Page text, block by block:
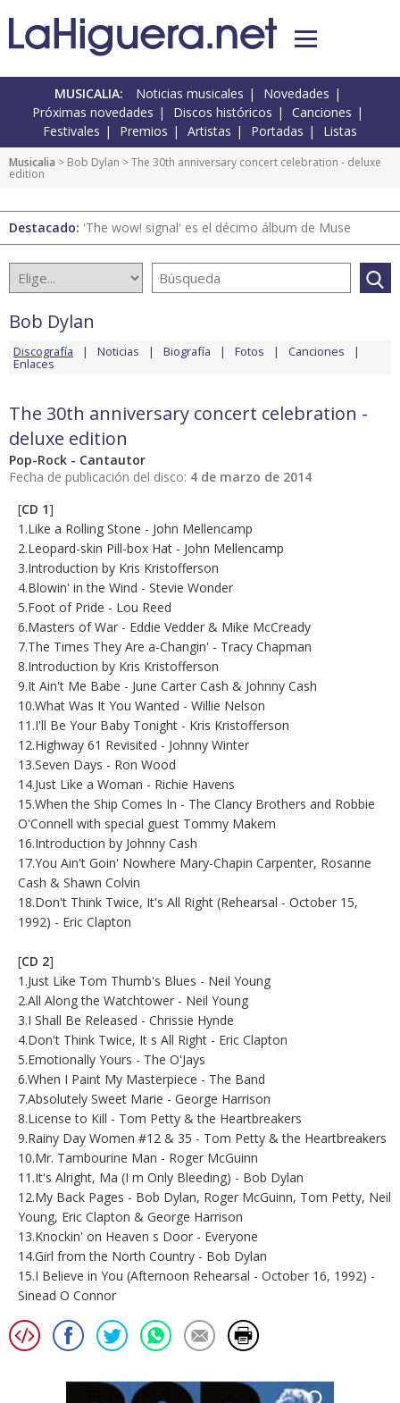
MUSICALIA: Noticias musicales
Novedades
Próximas novedades
Discos históricos
Canciones
Festivales
Premios Artistas Portadas Listas
Musicalia > Bob Dylan > The 30th anniversary concert celebration - deluxe
edition
Destacado: 'The wow! signal' es el décimo álbum de Muse
Bob Dylan
Discografía Noticias Biografía Fotos Canciones
Enlaces
The 30th anniversary concert celebration -
deluxe edition
Pop-Rock - Cantautor
Fecha de publicación del disco: 4 de marzo de 2014
[CD 1]
1.Like a Rolling Stone - John Mellencamp
2.Leopard-skin Pill-box Hat - John Mellencamp
3.Introduction by Kris Kristofferson
4.Blowin' in the Wind - Stevie Wonder
5.Foot of Pride - Lou Reed
6.Masters of War - Eddie Vedder & Mike McCready
7.The Times They Are a-Changin' - Tracy Chapman
8.Introduction by Kris Kristofferson
9.It Ain't Me Babe - June Carter Cash & Johnny Cash
10.What Was It You Wanted - Willie Nelson
11.I'll Be Your Baby Tonight - Kris Kristofferson
12.Highway 61 Revisited - Johnny Winter
13.Seven Days - Ron Wood
14.Just Like a Woman - Richie Havens
15.When the Ship Comes In - The Clancy Brothers and Robbie
O'Connell with special guest Tommy Makem
16.Introduction by Johnny Cash
17.You Ain't Goin' Nowhere Mary-Chapin Carpenter, Rosanne
Cash & Shawn Colvin
18.Don't Think Twice, It's All Right (Rehearsal - October 15,
1992) - Eric Clapton
[CD 2]
1.Just Like Tom Thumb's Blues - Neil Young
2.All Along the Watchtower - Neil Young
3.I Shall Be Released - Chrissie Hynde
4.Don't Think Twice, It s All Right - Eric Clapton
5.Emotionally Yours - The O'Jays
6.When I Paint My Masterpiece - The Band
7.Absolutely Sweet Marie - George Harrison
8.License to Kill - Tom Petty & the Heartbreakers
9.Rainy Day Women #12 & 35 - Tom Petty & the Heartbreakers
10.Mr. Tambourine Man - Roger McGuinn
11.It's Alright, Ma (I m Only Bleeding) - Bob Dylan
12.My Back Pages - Bob Dylan, Roger McGuinn, Tom Petty, Neil
Young, Eric Clapton & George Harrison
13.Knockin' on Heaven s Door - Everyone
14.Girl from the North Country - Bob Dylan
15.I Believe in You (Afternoon Rehearsal - October 16, 1992) -
Sinead O Connor